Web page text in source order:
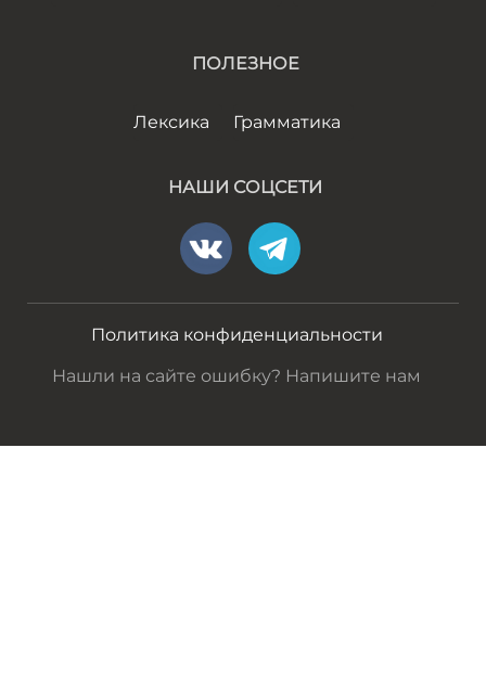
ПОЛЕЗНОЕ
Лексика Грамматика
НАШИ СОЦСЕТИ
Политика конфиденциальности
Нашли на сайте ошибку? Напишите нам